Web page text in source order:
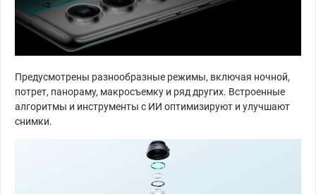
Предусмотрены разнообразные режимы, включая ночной,
потрет, панораму, макросъемку и ряд других. Встроенные
алгоритмы и инструменты с ИИ оптимизируют и улучшают
снимки.